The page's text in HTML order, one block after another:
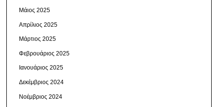
Μάιος 2025
Απρίλιος 2025
Μάρτιος 2025
Φεβρουάριος 2025
Ιανουάριος 2025
Δεκέμβριος 2024
Νοέμβριος 2024